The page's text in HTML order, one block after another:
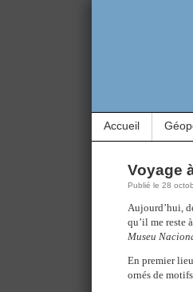
Accueil
Voyage
Publié le 28
Aujourd’hui,
qu’il me reste
Museu
En premier
ornés de